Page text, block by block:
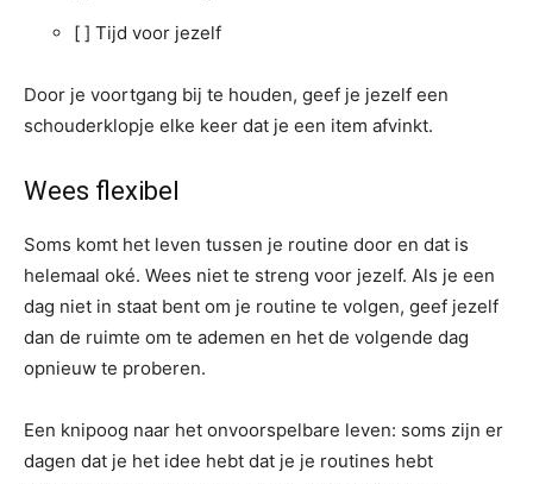
[ ] Tijd voor jezelf
Door je voortgang bij te houden, geef je jezelf een
schouderklopje elke keer dat je een item afvinkt.
Wees flexibel
Soms komt het leven tussen je routine door en dat is
helemaal oké. Wees niet te streng voor jezelf. Als je een
dag niet in staat bent om je routine te volgen, geef jezelf
dan de ruimte om te ademen en het de volgende dag
opnieuw te proberen.
Een knipoog naar het onvoorspelbare leven: soms zijn er
dagen dat je het idee hebt dat je je routines hebt